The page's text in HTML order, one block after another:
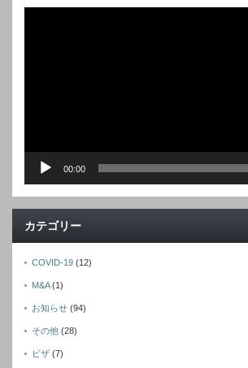
00:00
カテゴリー
COVID-19 (12)
M&A(1)
お知らせ (94)
その他 (28)
ビザ (7)